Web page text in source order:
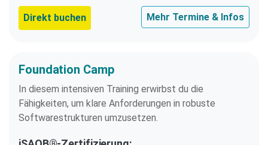
Direkt buchen Mehr Termine & Infos
Foundation Camp
In diesem intensiven Training erwirbst du die
Fähigkeiten, um klare Anforderungen in robuste
Softwarestrukturen umzusetzen.